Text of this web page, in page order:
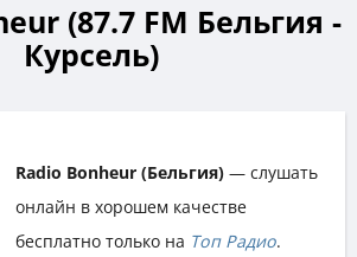
(87.7 FM Бельгия -
Курсель)
Radio Bonheur (Бельгия) — слушать
онлайн в хорошем качестве
бесплатно только на Топ Радио.